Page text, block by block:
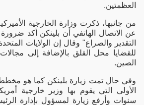
العظمتين.
من جانبها، ذكرت وزارة الخارجية
عن الاتصال الهاتفي أن بلينكن أكد
التقدير والصراع" وقال إن الولايات
للقضايا محل القلق بالإضافة إلى
الصين.
وفي حال تمت زيارة بلينكن كما هو مخطط
الأولى التي يقوم بها وزير خارجية
سنوات وأرفع زيارة لمسؤول بإدارة